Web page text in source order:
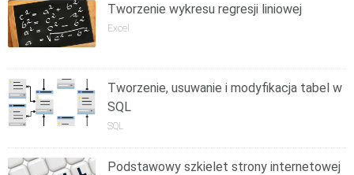
Tworzenie wykresu regresji liniowej
Excel
Tworzenie, usuwanie i modyfikacja tabel w
SQL
SQL
Podstawowy szkielet strony internetowej